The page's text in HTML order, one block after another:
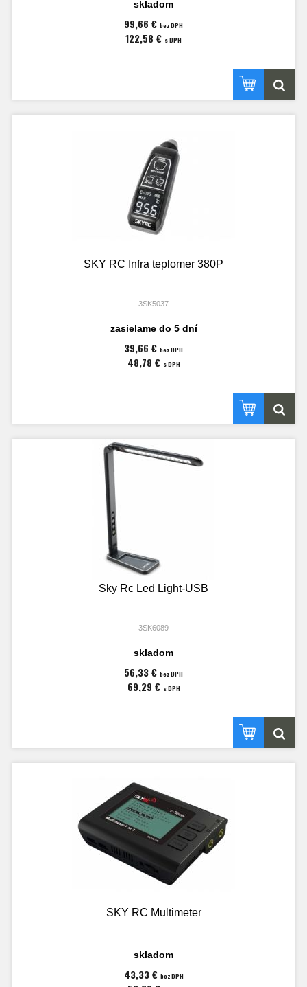
skladom
99,66 € bez DPH
122,58 € s DPH
SKY RC Infra teplomer 380P
3SK5037
zasielame do 5 dní
39,66 € bez DPH
48,78 € s DPH
Sky Rc Led Light-USB
3SK6089
skladom
56,33 € bez DPH
69,29 € s DPH
SKY RC Multimeter
skladom
43,33 € bez DPH